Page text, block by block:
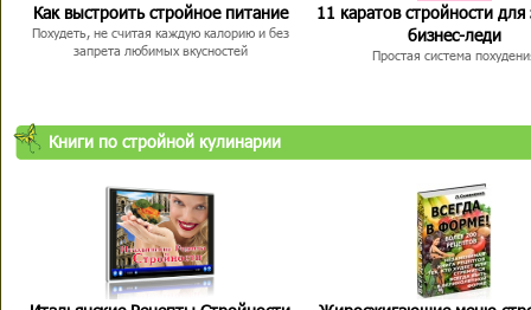
Как выстроить стройное питание
Похудеть, не считая каждую калорию и без
запрета любимых вкусностей
11 каратов стройности для
бизнес-леди
Простая система
Книги по стройной кулинарии